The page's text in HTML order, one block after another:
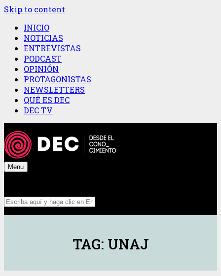
Skip to content
INICIO
NOTICIAS
ENTREVISTAS
PODCAST
OPINIÓN
PROTAGONISTAS
NEWSLETTERS
QUÉ ES DEC
DEC TV
Menu
TAG: UNAJ